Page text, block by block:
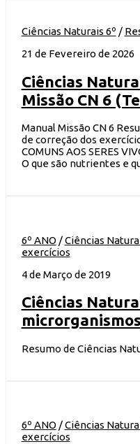
Ciências Naturais 6º /
21 de Fevereiro de 2026
Ciências
Missão CN 6
Manual Missão CN 6
de correção dos
COMUNS AOS SERES
O que são nutrientes e
6º ANO /Ciências
exercícios
4 de Março de 2019
Ciências
Resumo de Ciências
6º ANO /Ciências
exercícios